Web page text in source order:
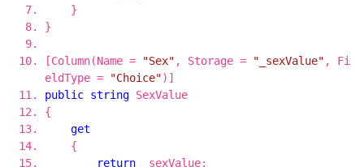
}
}
[Column(Name = "Sex" , Storage = "_sexValue" , Fi
eldType =
"Choice")]
public string SexValue
{
get
{
return _sexValue;